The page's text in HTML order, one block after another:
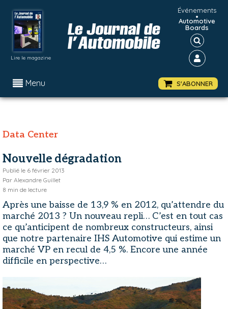
Lire le magazine
Événements
•
Automotive
Boards
Menu S'ABONNER
Data Center
Nouvelle dégradation
Publié le 6 février 2013
Par Alexandre Guillet
8 min de lecture
Après une baisse de 13,9 % en 2012, qu’attendre du
marché 2013 ? Un nouveau repli… C’est en tout cas
ce qu’anticipent de nombreux constructeurs, ainsi
que notre partenaire IHS Automotive qui estime un
marché VP en recul de 4,5 %. Encore une année
difficile en perspective…